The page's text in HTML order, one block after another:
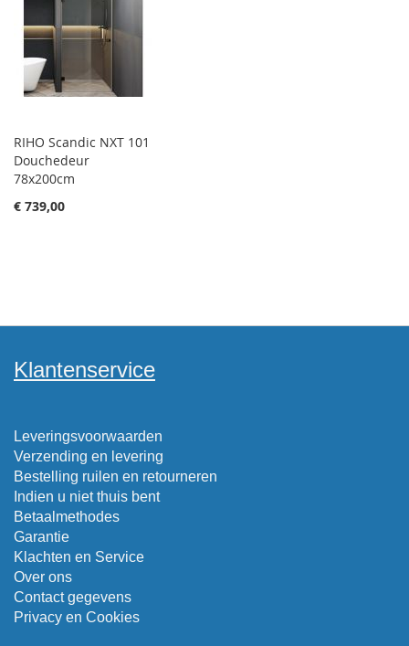
RIHO Scandic NXT 101
Douchedeur
78x200cm
€ 739,00
Klantenservice
Leveringsvoorwaarden
Verzending en levering
Bestelling ruilen en retourneren
Indien u niet thuis bent
Betaalmethodes
Garantie
Klachten en Service
Over ons
Contact gegevens
Privacy en Cookies